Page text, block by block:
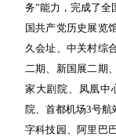
务”能力，完成了全
国共产党历史展览
久会址、中关村综
二期、新国展二期
家大剧院、凤凰中
院、首都机场3号
字科技园、阿里巴